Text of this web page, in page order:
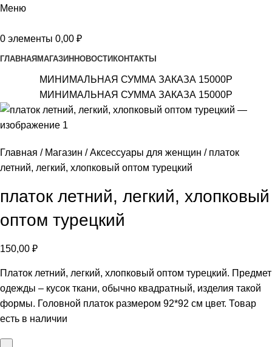
Меню
0 элементы 0,00 ₽
ГЛАВНАЯ МАГАЗИН НОВОСТИ КОНТАКТЫ
МИНИМАЛЬНАЯ СУММА ЗАКАЗА 15000Р
МИНИМАЛЬНАЯ СУММА ЗАКАЗА 15000Р
Главная Магазин Аксессуары для женщин
платок
летний, легкий, хлопковый оптом турецкий
платок летний, легкий, хлопковый
оптом турецкий
150,00 ₽
Платок летний, легкий, хлопковый оптом турецкий. Предмет
одежды – кусок ткани, обычно квадратный, изделия такой
формы. Головной платок размером 92*92 см цвет. Товар
есть в наличии